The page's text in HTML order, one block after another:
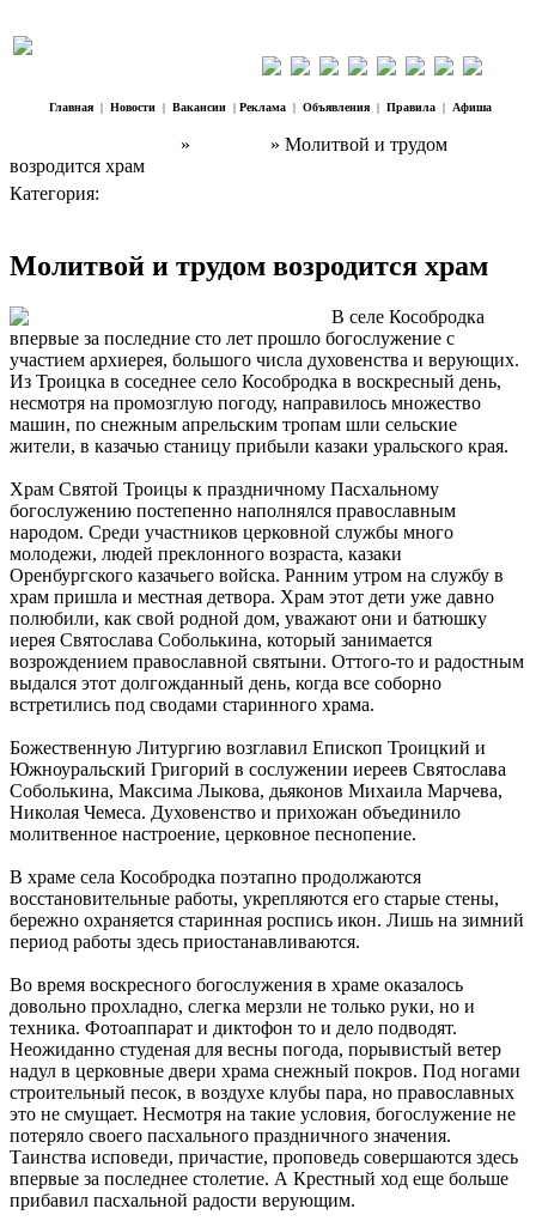
Главная | Новости | Вакансии | Реклама | Объявления | Правила | Афиша
»
» Молитвой и трудом
возродится храм
Категория:
Молитвой и трудом возродится храм
В селе Кособродка
впервые за последние сто лет прошло богослужение с
участием архиерея, большого числа духовенства и верующих.
Из Троицка в соседнее село Кособродка в воскресный день,
несмотря на промозглую погоду, направилось множество
машин, по снежным апрельским тропам шли сельские
жители, в казачью станицу прибыли казаки уральского края.
Храм Святой Троицы к праздничному Пасхальному
богослужению постепенно наполнялся православным
народом. Среди участников церковной службы много
молодежи, людей преклонного возраста, казаки
Оренбургского казачьего войска. Ранним утром на службу в
храм пришла и местная детвора. Храм этот дети уже давно
полюбили, как свой родной дом, уважают они и батюшку
иерея Святослава Соболькина, который занимается
возрождением православной святыни. Оттого-то и радостным
выдался этот долгожданный день, когда все соборно
встретились под сводами старинного храма.
Божественную Литургию возглавил Епископ Троицкий и
Южноуральский Григорий в сослужении иереев Святослава
Соболькина, Максима Лыкова, дьяконов Михаила Марчева,
Николая Чемеса. Духовенство и прихожан объединило
молитвенное настроение, церковное песнопение.
В храме села Кособродка поэтапно продолжаются
восстановительные работы, укрепляются его старые стены,
бережно охраняется старинная роспись икон. Лишь на зимний
период работы здесь приостанавливаются.
Во время воскресного богослужения в храме оказалось
довольно прохладно, слегка мерзли не только руки, но и
техника. Фотоаппарат и диктофон то и дело подводят.
Неожиданно студеная для весны погода, порывистый ветер
надул в церковные двери храма снежный покров. Под ногами
строительный песок, в воздухе клубы пара, но православных
это не смущает. Несмотря на такие условия, богослужение не
потеряло своего пасхального праздничного значения.
Таинства исповеди, причастие, проповедь совершаются здесь
впервые за последнее столетие. А Крестный ход еще больше
прибавил пасхальной радости верующим.